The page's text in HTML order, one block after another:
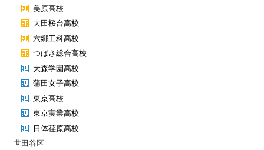
美原高校
大田桜台高校
六郷工科高校
つばさ総合高校
大森学園高校
蒲田女子高校
東京高校
東京実業高校
日体荏原高校
世田谷区